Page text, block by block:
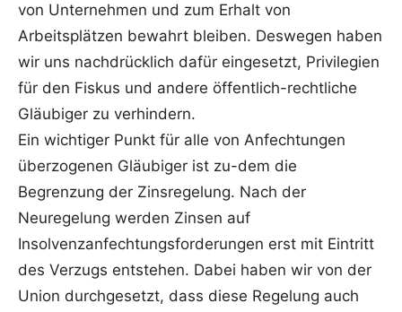
von Unternehmen und zum Erhalt von
Arbeitsplätzen bewahrt bleiben. Deswegen haben
wir uns nachdrücklich dafür eingesetzt, Privilegien
für den Fiskus und andere öffentlich-rechtliche
Gläubiger zu verhindern.
Ein wichtiger Punkt für alle von Anfechtungen
überzogenen Gläubiger ist zu-dem die
Begrenzung der Zinsregelung. Nach der
Neuregelung werden Zinsen auf
Insolvenzanfechtungsforderungen erst mit Eintritt
des Verzugs entstehen. Dabei haben wir von der
Union durchgesetzt, dass diese Regelung auch